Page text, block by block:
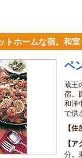
トホームな宿。和
ペ
蔵王
宿。
和洋
で供
住
ア
分。